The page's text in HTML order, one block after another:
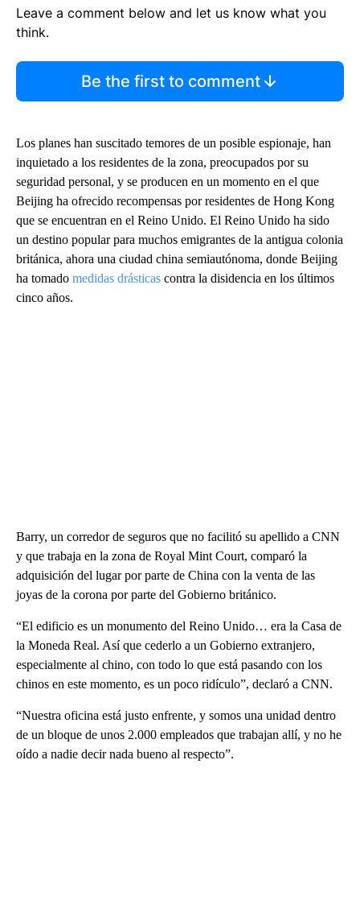
Leave a comment below and let us know what you
think.
Be the first to comment
Los planes han suscitado temores de un posible espionaje, han
inquietado a los residentes de la zona, preocupados por su
seguridad personal, y se producen en un momento en el que
Beijing ha ofrecido recompensas por residentes de Hong Kong
que se encuentran en el Reino Unido. El Reino Unido ha sido
un destino popular para muchos emigrantes de la antigua colonia
británica, ahora una ciudad china semiautónoma, donde Beijing
ha tomado medidas drásticas contra la disidencia en los últimos
cinco años.
Barry, un corredor de seguros que no facilitó su apellido a CNN
y que trabaja en la zona de Royal Mint Court, comparó la
adquisición del lugar por parte de China con la venta de las
joyas de la corona por parte del Gobierno británico.
“El edificio es un monumento del Reino Unido… era la Casa de
la Moneda Real. Así que cederlo a un Gobierno extranjero,
especialmente al chino, con todo lo que está pasando con los
chinos en este momento, es un poco ridículo”, declaró a CNN.
“Nuestra oficina está justo enfrente, y somos una unidad dentro
de un bloque de unos 2.000 empleados que trabajan allí, y no he
oído a nadie decir nada bueno al respecto”.